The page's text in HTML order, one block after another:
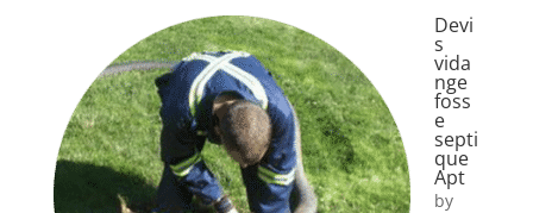
Devi
s
vida
nge
foss
e
septi
que
Apt
by